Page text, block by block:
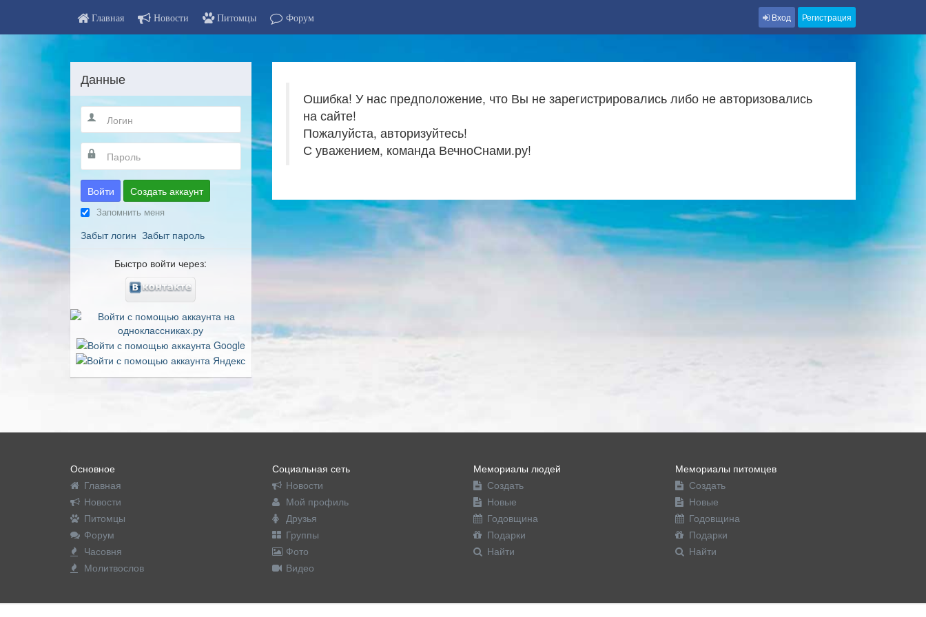
Главная Новости Питомцы Форум Вход Регистрация
Ошибка! У нас предположение, что Вы не зарегистрировались либо не авторизовались
на сайте!
Пожалуйста, авторизуйтесь!
С уважением, команда ВечноСнами.ру!
Данные
Войти Создать аккаунт
Запомнить меня
Забыт логин Забыт пароль
Быстро войти через:
Основное
Главная
Новости
Питомцы
Форум
Часовня
Молитвослов
Социальная сеть
Новости
Мой профиль
Друзья
Группы
Фото
Видео
Мемориалы людей
Создать
Новые
Годовщина
Подарки
Найти
Мемориалы питомцев
Создать
Новые
Годовщина
Подарки
Найти